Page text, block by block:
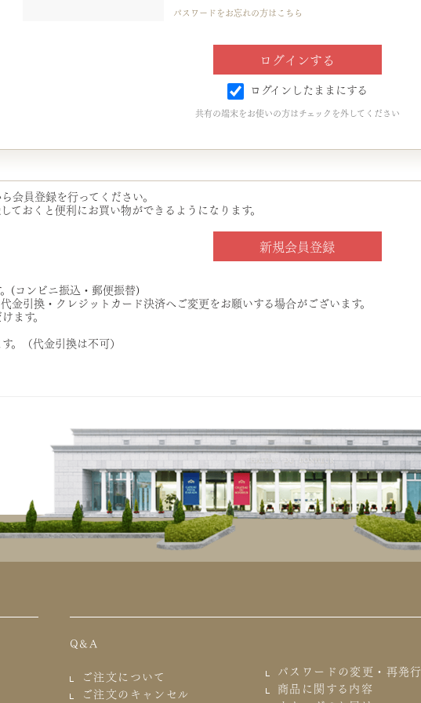
パスワードをお忘れの方はこちら
ログインしたままにする
共有の端末をお使いの方はチェックを外してください
会員登録を行ってください。
ておくと便利にお買い物ができるようになります。
(コンビニ振込・郵便振替)
引換・クレジットカード決済へご変更をお願いする場合がございます。
ます。
。（代金引換は不可）
Q&A
ご注文について
ご注文のキャンセル
パスワードの変更・再発行
商品に関する内容